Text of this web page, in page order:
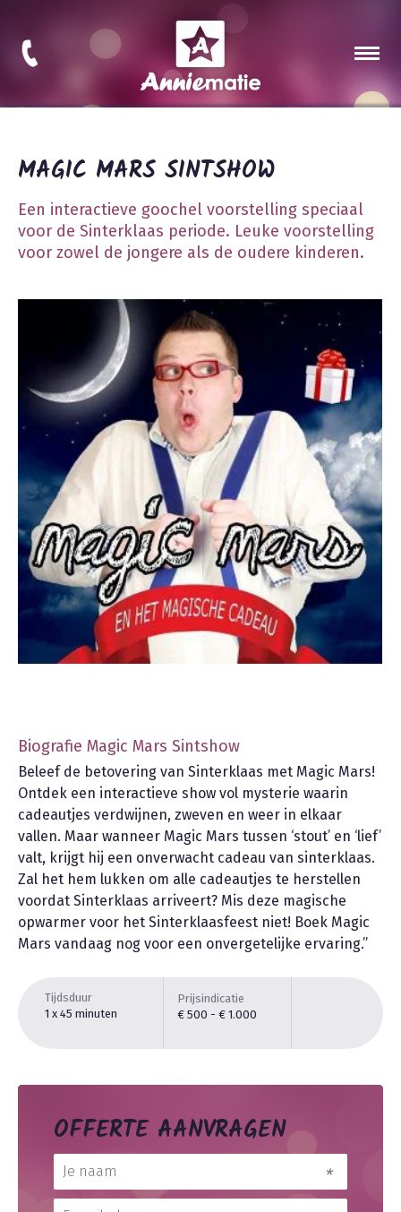
MAGIC MARS SINTSHOW
Een interactieve goochel voorstelling speciaal
voor de Sinterklaas periode. Leuke voorstelling
voor zowel de jongere als de oudere kinderen.
Biografie Magic Mars Sintshow
Beleef de betovering van Sinterklaas met Magic Mars!
Ontdek een interactieve show vol mysterie waarin
cadeautjes verdwijnen, zweven en weer in elkaar
vallen. Maar wanneer Magic Mars tussen ‘stout’ en ‘lief’
valt, krijgt hij een onverwacht cadeau van sinterklaas.
Zal het hem lukken om alle cadeautjes te herstellen
voordat Sinterklaas arriveert? Mis deze magische
opwarmer voor het Sinterklaasfeest niet! Boek Magic
Mars vandaag nog voor een onvergetelijke ervaring.”
Tijdsduur
1 x 45 minuten
Prijsindicatie
€ 500 - € 1.000
OFFERTE AANVRAGEN